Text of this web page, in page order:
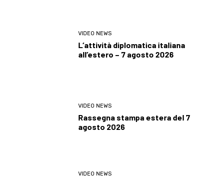
VIDEO NEWS
L’attività diplomatica italiana
all’estero – 7 agosto 2026
VIDEO NEWS
Rassegna stampa estera del 7
agosto 2026
VIDEO NEWS